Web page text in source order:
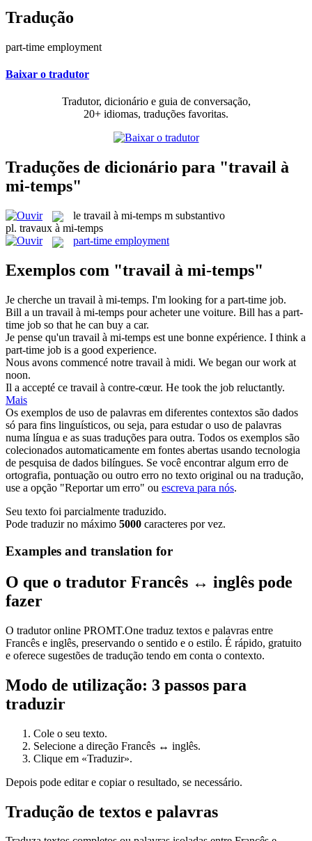
Tradução
part-time employment
Baixar o tradutor
Tradutor, dicionário e guia de conversação,
20+ idiomas, traduções favoritas.
Traduções de dicionário para "travail à
mi-temps"
le travail à mi-temps m substantivo
pl. travaux à mi-temps
part-time employment
Exemplos com "travail à mi-temps"
Je cherche un travail à mi-temps. I'm looking for a part-time job.
Bill a un travail à mi-temps pour acheter une voiture. Bill has a part-
time job so that he can buy a car.
Je pense qu'un travail à mi-temps est une bonne expérience. I think a
part-time job is a good experience.
Nous avons commencé notre travail à midi. We began ourwork at
noon.
Il a accepté ce travail à contre-cœur. He took the job reluctantly.
Mais
Os exemplos de uso de palavras em diferentes contextos são dados
só para fins linguísticos, ou seja, para estudar o uso de palavras
numa língua e as suas traduções para outra. Todos os exemplos são
colecionados automaticamente em fontes abertas usando tecnologia
de pesquisa de dados bilíngues. Se você encontrar algum erro de
ortografia, pontuação ou outro erro no texto original ou na tradução,
use a opção "Reportar um erro" ou escreva para nós.
Seu texto foi parcialmente traduzido.
Pode traduzir no máximo 5000 caracteres por vez.
Examples and translation for
O que o tradutor Francês ↔ inglês pode
fazer
O tradutor online PROMT.One traduz textos e palavras entre
Francês e inglês, preservando o sentido e o estilo. É rápido, gratuito
e oferece sugestões de tradução tendo em conta o contexto.
Modo de utilização: 3 passos para
traduzir
Cole o seu texto.
Selecione a direção Francês ↔ inglês.
Clique em «Traduzir».
Depois pode editar e copiar o resultado, se necessário.
Tradução de textos e palavras